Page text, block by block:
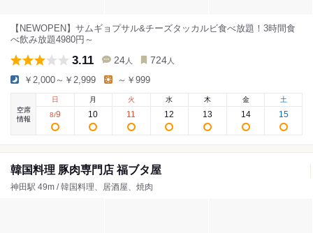
【NEWOPEN】サムギョプサル&チーズタッカルビ食べ放題！3時間食
べ飲み放題4980円～
3.11 24 人 724 人
￥2,000～￥2,999 ～￥999
空席
情報
日
8/9
月
10
火
11
水
12
木
13
金
14
土
15
韓国料理 豚肉専門店 福ブタ屋
神田駅 49m / 韓国料理、居酒屋、焼肉